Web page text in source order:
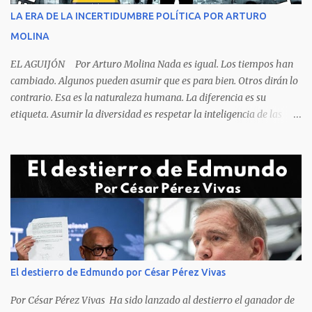
rostro rasgos de asfixia mecánica, que se reflejan en un color
recuento de lo sucedido antes de este día fatídico. ...
LA ERA DE LA INCERTIDUMBRE POLÍTICA POR ARTURO
MOLINA
EL AGUIJÓN Por Arturo Molina Nada es igual. Los tiempos han
cambiado. Algunos pueden asumir que es para bien. Otros dirán lo
contrario. Esa es la naturaleza humana. La diferencia es su
etiqueta. Asumir la diversidad es respetar la inteligencia de las
obliga a los líderes, a crear de forma urgente, estrategias
responsables para restituir la confianza de los ciudadanos hacia
las instituciones. El desmoronamiento moral de la sociedad va a
repercutir en la de los gobernantes, a quienes los devorará la
soledad. Un soplo de aliento fresco es la solicitud en la calle. La
relación sólida entre gobernantes y gobernados se construye con
base a la comunicación y la transparencia en las actuaciones. El
gobernante que pretenda una oposición a su medida obtendrá
como resultado el fracaso de la gestión gubernamental. Restringir
El destierro de Edmundo por César Pérez Vivas
Por César Pérez Vivas Ha sido lanzado al destierro el ganador de